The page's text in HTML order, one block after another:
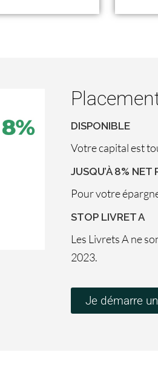
DISPONIBLE
Votre capital est
JUSQU’À 8% NET
Pour votre
STOP LIVRET A
Les Livrets A ne
2023.
Je démarre